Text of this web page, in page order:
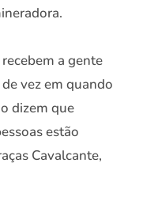
a gente
vez em quando
dizem que
estão
Cavalcante,